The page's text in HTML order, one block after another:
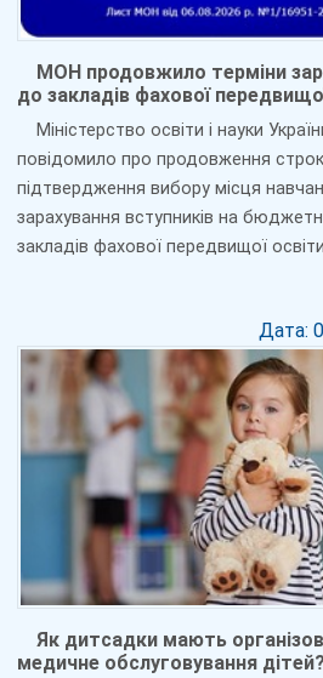
МОН продовжило терміни
до закладів фахової
Міністерство освіти і науки
повідомило про продовження
підтвердження вибору місця
зарахування вступників на
закладів фахової передвищої
Дата:
Як дитсадки мають
медичне обслуговування дітей?